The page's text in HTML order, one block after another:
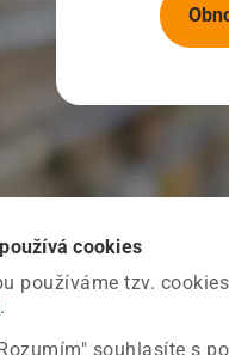
cookies
používáme tzv.
.
souhlasíte s